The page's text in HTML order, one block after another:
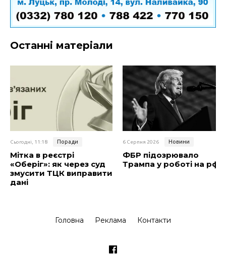
Останні матеріали
Сьогодні, 11:18 Поради
Мітка в реєстрі
«Оберіг»: як через суд
змусити ТЦК виправити
дані
6 Серпня 2026 Новини
ФБР підозрювало
Трампа у роботі на рф
Головна Реклама Контакти